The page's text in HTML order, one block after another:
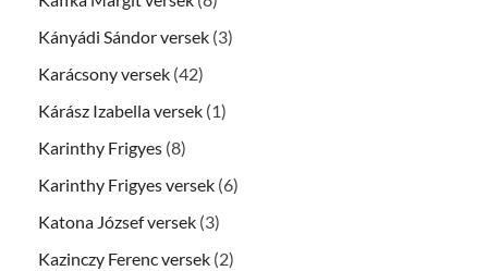
Kányádi Sándor versek (3)
Karácsony versek (42)
Kárász Izabella versek (1)
Karinthy Frigyes (8)
Karinthy Frigyes versek (6)
Katona József versek (3)
Kazinczy Ferenc versek (2)